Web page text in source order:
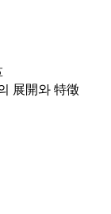
展開와 特徵